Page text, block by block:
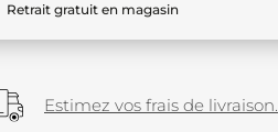
Retrait gratuit en magasin
Estimez vos frais de livraison.